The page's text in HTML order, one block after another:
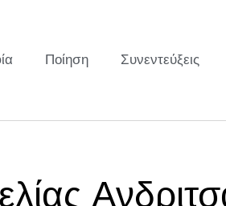
Ποίηση Συνεντεύξεις